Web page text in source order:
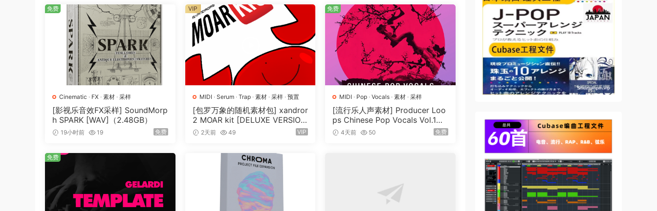
05 – Halloween Zombie Sounds [Sound Effects] 2:00
06 – Halloween Nigtmare Sounds [Sound Effects] 1:08
07 – Halloween Horror Sounds [Sound Effects] 1:15
08 – Halloween Dark & Stormy Sounds [Sound Effects] 2:00
09 – Halloween Vampire Sounds [Sound Effects] 1:55
10 – Halloween Ghost Sounds [Sound Effects] 1:32
11 – Haunted Halloween Sounds [Sound Effects] 1:29
12 – Ooky Halloween Sounds [Sound Effects] 2:10
13 – Crazy Halloween Sounds [Sound Effects] 1:29
14 – Halloween Mummy Sounds [Sound Effects] 1:59
15 – Halloween Witch Sounds [Sound Effects] 1:37
16 – Halloween Gremlin Sounds [Sound Effects] 3:02
17 – Halloween Wraith Sounds [Sound Effects] 3:02
18 – Halloween Ghoul Sounds [Sound Effects] 3:02
19 – Halloween Mutant Sounds [Sound Effects] 3:02
20 – Halloween Weird Sounds [Sound Effects] 3:02
Cinematic · FX · 素材 · 采样
[影视乐音效FX采样] SoundMorp
h SPARK [WAV]（2.48GB）
19小时前 19 免费
免费
MIDI · Serum· Trap· 素材· 采样· 预置
[包罗万象的随机素材包] xandror
2 MOAR kit [DELUXE VERSIO
N] [WAV, MiDi]（3.1GB）
2天前 49 VIP
VIP
MIDI · Pop ·Vocals ·素材 ·采样
[流行乐人声素材] Producer Loo
ps Chinese Pop Vocals Vol.1
[WAV, MiDi, REX]（3.21GB）
4天前 50 免费
免费
免费